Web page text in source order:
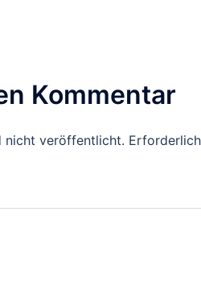
Kommentar
nicht veröffentlicht.